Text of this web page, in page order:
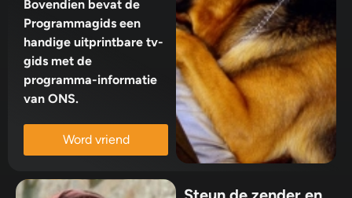
Bovendien bevat de
Programmagids een
handige uitprintbare tv-
gids met de
programma-informatie
van ONS.
Word vriend